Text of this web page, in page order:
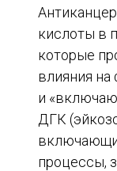
кислоты в
которые
влияния
и
ДГК
процессы,